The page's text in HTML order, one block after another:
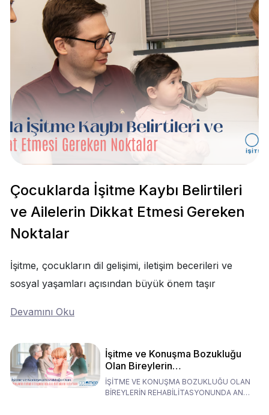
Çocuklarda İşitme Kaybı Belirtileri
ve Ailelerin Dikkat Etmesi Gereken
Noktalar
İşitme, çocukların dil gelişimi, iletişim becerileri ve
sosyal yaşamları açısından büyük önem taşır
Devamını Oku
İşitme ve Konuşma Bozukluğu
Olan Bireylerin
Rehabilitasyonunda Ana
Babaların Tutumları
İŞİTME VE KONUŞMA BOZUKLUĞU OLAN
BİREYLERİN REHABİLİTASYONUNDA ANA